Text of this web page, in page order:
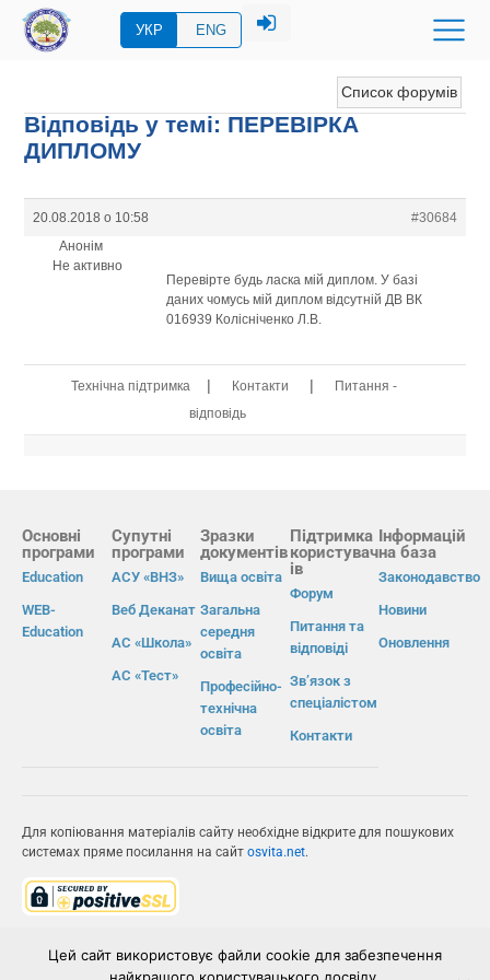
УКР ENG
Список форумів
Відповідь у темі: ПЕРЕВIРКА
ДИПЛОМУ
20.08.2018 о 10:58
#30684
Анонім
Не активно
Перевірте будь ласка мій диплом. У базі
даних чомусь мій диплом відсутній ДВ ВК
016939 Колісніченко Л.В.
Технічна підтримка | Контакти |
Питання -
відповідь
Основні
програми
Education
WEB-
Education
Супутні
програми
АСУ «ВНЗ»
Веб Деканат
АС «Школа»
АС «Тест»
Зразки
документів
Вища освіта
Загальна
середня
освіта
Професійно-
технічна
освіта
Підтримка
користувач
ів
Форум
Питання та
відповіді
Зв’язок з
спеціалістом
Контакти
Інформацій
на база
Законодавство
Новини
Оновлення
Для копіювання матеріалів сайту необхідне відкрите для пошукових
системах пряме посилання на сайт osvita.net.
Цей сайт використовує файли cookie для забезпечення